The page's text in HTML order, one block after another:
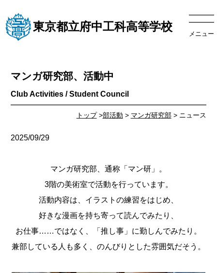
東京都立府中工科高等学校
メニュー
トップ>部活動 > マンガ研究部> ニュース
マンガ研究部、活動中
2025/09/29
マンガ研究部、通称「マン研」。
3階の美術室で活動を行っています。
活動内容は、イラストの練習をはじめ、
好きな漫画を持ち寄って読んでみたり、
お仕事……ではなく、「推し事」に勤しんでみたり。
兼部している人も多く、のんびりとした雰囲気だそう。